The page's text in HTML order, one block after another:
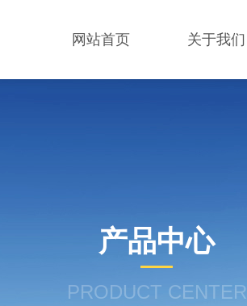
网站首页 关于我们
产品中心
PRODUCT CENTER